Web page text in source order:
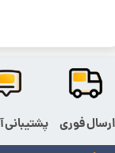
ارسال فوری پشتیبانی